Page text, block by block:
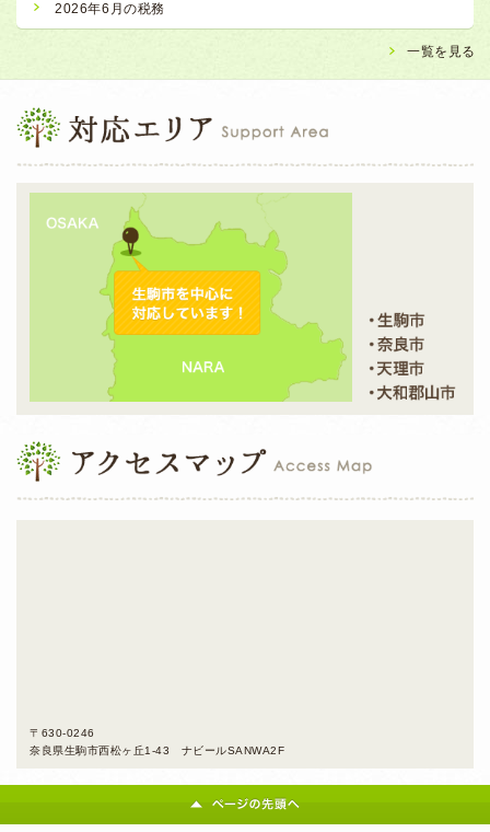
2026年6月の税務
一覧を見る
〒630-0246
奈良県生駒市西松ヶ丘1-43 ナビールSANWA2F